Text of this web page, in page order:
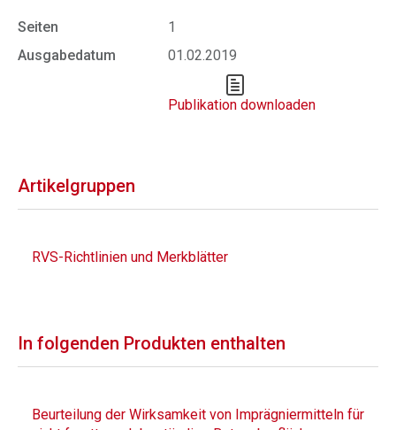
Seiten
1
Ausgabedatum
01.02.2019
Publikation downloaden
Artikelgruppen
RVS-Richtlinien und Merkblätter
In folgenden Produkten enthalten
Beurteilung der Wirksamkeit von Imprägniermitteln für